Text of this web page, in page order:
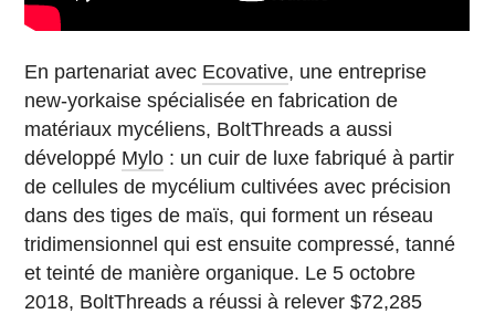
En partenariat avec Ecovative, une entreprise
new-yorkaise spécialisée en fabrication de
matériaux mycéliens, BoltThreads a aussi
développé Mylo : un cuir de luxe fabriqué à partir
de cellules de mycélium cultivées avec précision
dans des tiges de maïs, qui forment un réseau
tridimensionnel qui est ensuite compressé, tanné
et teinté de manière organique. Le 5 octobre
2018, BoltThreads a réussi à relever $72,285